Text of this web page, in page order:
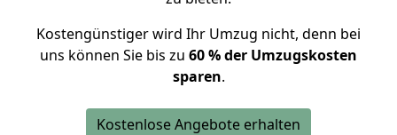
Kostengünstiger wird Ihr Umzug nicht, denn bei
uns können Sie bis zu 60 % der Umzugskosten
sparen.
Kostenlose Angebote erhalten